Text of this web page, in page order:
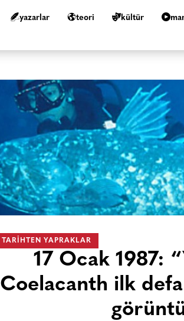
yazarlar teori kültür
TARIHTEN YAPRAKLAR
17 Ocak 1987:
Coelacanth ilk